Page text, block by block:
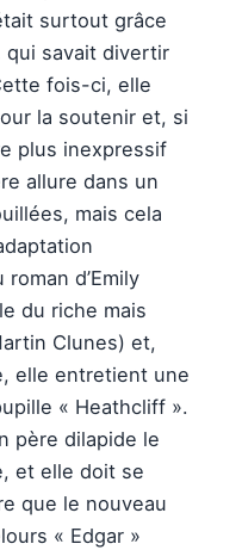
surtout grâce
qui savait divertir
fois-ci, elle
la soutenir et, si
plus inexpressif
allure dans un
mais cela
d’Emily
du riche mais
Clunes) et,
elle entretient une
« Heathcliff ».
père dilapide le
et elle doit se
que le nouveau
« Edgar »